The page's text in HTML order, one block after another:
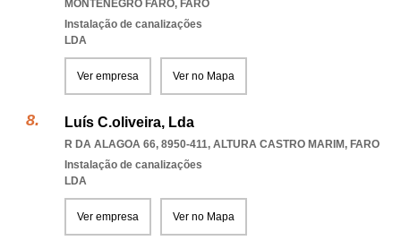
MONTENEGRO FARO, FARO
Instalação de canalizações
LDA
Ver empresa Ver no Mapa
Luís C.oliveira, Lda
R DA ALAGOA 66, 8950-411, ALTURA CASTRO MARIM, FARO
Instalação de canalizações
LDA
Ver empresa Ver no Mapa